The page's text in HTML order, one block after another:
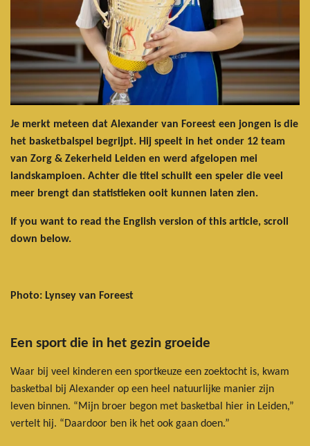
Je merkt meteen dat Alexander van Foreest een jongen is die
het basketbalspel begrijpt. Hij speelt in het onder 12 team
van Zorg & Zekerheid Leiden en werd afgelopen mei
landskampioen. Achter die titel schuilt een speler die veel
meer brengt dan statistieken ooit kunnen laten zien.
If you want to read the English version of this article, scroll
down below.
Photo: Lynsey van Foreest
Een sport die in het gezin groeide
Waar bij veel kinderen een sportkeuze een zoektocht is, kwam
basketbal bij Alexander op een heel natuurlijke manier zijn
leven binnen. “Mijn broer begon met basketbal hier in Leiden,”
vertelt hij. “Daardoor ben ik het ook gaan doen.”